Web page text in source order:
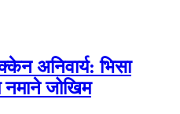
अनिवार्य: भिसा
जोखिम